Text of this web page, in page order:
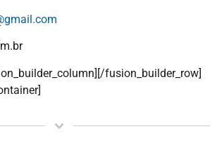
fusion_builder_row]